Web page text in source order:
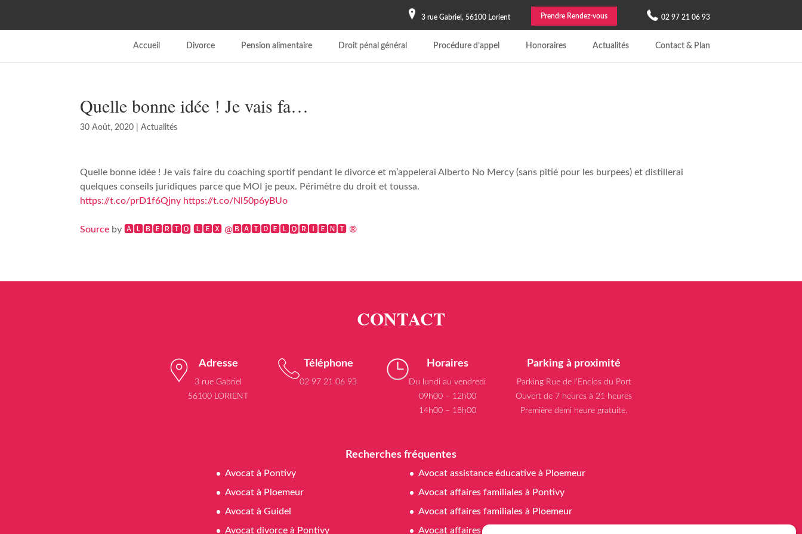
02 97 21 06 93
3 rue Gabriel, 56100 Lorient Prendre Rendez-vous
Accueil Divorce Pension alimentaire Droit pénal général Procédure d’appel Honoraires Actualités Contact & Plan
Quelle bonne idée ! Je vais fa…
30 Août, 2020 |Actualités
Quelle bonne idée ! Je vais faire du coaching sportif pendant le divorce et m’appelerai Alberto No Mercy (sans pitié pour les burpees) et distillerai
quelques conseils juridiques parce que MOI je peux. Périmètre du droit et toussa.
https://t.co/prD1f6Qjny https://t.co/Nl50p6yBUo
Source by 🅰🅻🅱🅴🆁🆃🅾 🅻🅴🆇 @🅱🅰🆃🅳🅴🅻🅾🆁🅸🅴🅽🆃 ®
Adresse
3 rue Gabriel
56100 LORIENT
Téléphone
02 97 21 06 93
Horaires
Du lundi au vendredi
09h00 – 12h00
14h00 – 18h00
Parking à proximité
Parking Rue de l’Enclos du Port
Ouvert de 7 heures à 21 heures
Première demi heure gratuite.
Recherches fréquentes
Avocat à Pontivy
Avocat à Ploemeur
Avocat à Guidel
Avocat divorce à Pontivy
Avocat assistance éducative à Ploemeur
Avocat affaires familiales à Pontivy
Avocat affaires familiales à Ploemeur
Avocat affaires familiales à Guidel